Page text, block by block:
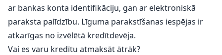
ar bankas konta identifikāciju, gan ar elektroniskā
paraksta palīdzību. Līguma parakstīšanas iespējas ir
atkarīgas no izvēlētā kredītdevēja.
Vai es varu kredītu atmaksāt ātrāk?